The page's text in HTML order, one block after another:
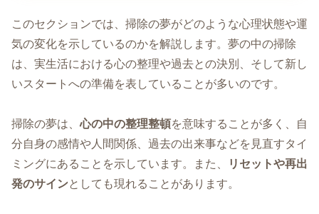
このセクションでは、掃除の夢がどのような心理状態や運
気の変化を示しているのかを解説します。夢の中の掃除
は、実生活における心の整理や過去との決別、そして新し
いスタートへの準備を表していることが多いのです。
掃除の夢は、心の中の整理整頓を意味することが多く、自
分自身の感情や人間関係、過去の出来事などを見直すタイ
ミングにあることを示しています。また、
リセットや再出
発のサインとしても現れることがあります。